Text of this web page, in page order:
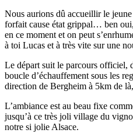
Nous aurions dû accueillir le jeune
forfait cause état grippal… ben
en ce moment et on peut
à toi Lucas et à très vite sur une
Le départ suit le parcours officiel,
boucle d’échauffement sous les
direction de Bergheim à 5km de
L’ambiance est au beau fixe
jusqu’à ce très joli village du
notre si jolie Alsace.